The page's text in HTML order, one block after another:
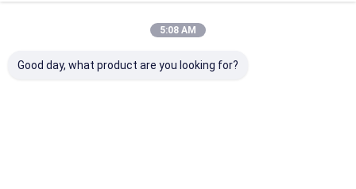
5:08 AM
Good day, what product are you looking for?